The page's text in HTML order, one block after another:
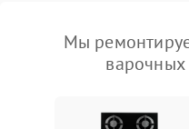
Мы